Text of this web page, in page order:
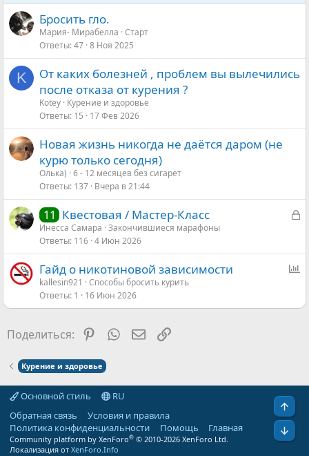
Бросить гло.
Мария- Мирабелла Старт
Ответы 47 8 Ноя 2025
K
От каких болезней , проблем вы вылечились
после отказа от курения ?
Kotey Курение и здоровье
Ответы 15 17 Фев 2026
Новая жизнь никогда не даётся даром (не
курю только сегодня)
Олька) 6 - 12 месяцев без сигарет
Ответы 137 Вчера в 21:44
З
р
ы
а
11 Квестовая / Мастер-Класс
Инесса Самара Закончившиеся марафоны
Ответы 116 4 Июн 2026
О
Гайд о никотиновой зависимости
kallesin921
Способы бросить курить
Ответы 1 16 Июн 2026
Поделиться: Pinterest
WhatsAppЭлектронная почта
Ссылка
Курение и здоровье
Основной стиль
RU
Обратная связь
Условия и правила
Политика конфиденциальности
Помощь Главная
Community platform by XenForo® © 2010-2026 XenForo Ltd.
Локализация от XenForo.Info